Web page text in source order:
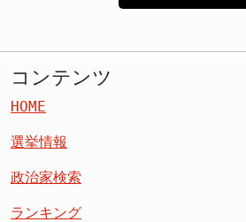
コンテンツ
HOME
選挙情報
政治家検索
ランキング